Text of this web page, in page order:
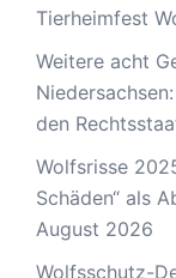
Tierheimfest
Weitere acht
den
Wolfsrisse
Schäden“ als
August 2026
Wolfsschutz-